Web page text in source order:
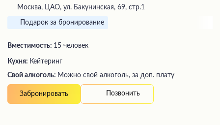
Москва, ЦАО, ул. Бакунинская, 69, стр.1
Подарок за бронирование
Вместимость: 15 человек
Кухня: Кейтеринг
Свой алкоголь: Можно свой алкоголь, за доп. плату
Забронировать Позвонить